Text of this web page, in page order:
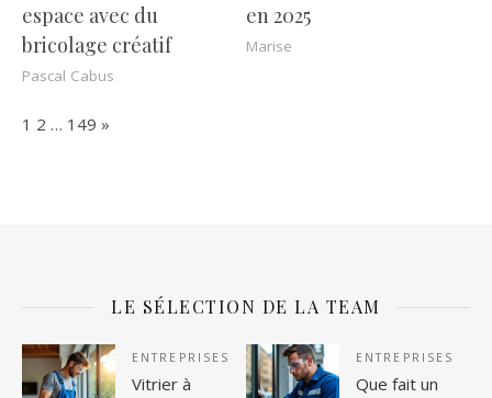
espace avec du
bricolage créatif
Pascal Cabus
en 2025
Marise
Page:
1 2 … 149 Next
»
LE SÉLECTION DE LA TEAM
ENTREPRISES
Vitrier à
ENTREPRISES
Que fait un